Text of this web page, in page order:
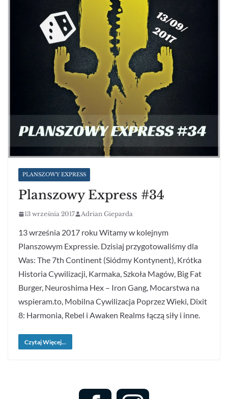
PLANSZOWY EXPRESS
Planszowy Express #34
13 września 2017 Adrian Gieparda
13 września 2017 roku Witamy w kolejnym
Planszowym Expressie. Dzisiaj przygotowaliśmy dla
Was: The 7th Continent (Siódmy Kontynent), Krótka
Historia Cywilizacji, Karmaka, Szkoła Magów, Big Fat
Burger, Neuroshima Hex – Iron Gang, Mocarstwa na
wspieram.to, Mobilna Cywilizacja Poprzez Wieki, Dixit
8: Harmonia, Rebel i Awaken Realms łączą siły i inne.
Czytaj Więcej...